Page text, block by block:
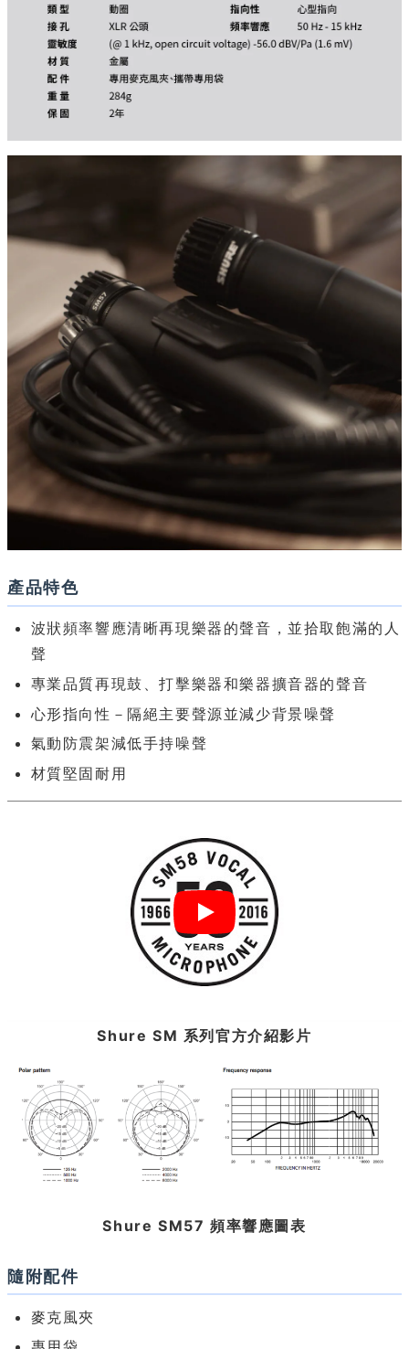
產品特色
波狀頻率響應清晰再現樂器的聲音，並拾取飽滿的人
聲
專業品質再現鼓、打擊樂器和樂器擴音器的聲音
心形指向性－隔絕主要聲源並減少背景噪聲
氣動防震架減低手持噪聲
材質堅固耐用
Shure SM 系列官方介紹影片
Shure SM57 頻率響應圖表
隨附配件
麥克風夾